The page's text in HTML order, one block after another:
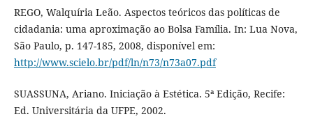
REGO, Walquíria Leão. Aspectos teóricos das políticas de
cidadania: uma aproximação ao Bolsa Família. In: Lua Nova,
São Paulo, p. 147-185, 2008, disponível em:
http://www.scielo.br/pdf/ln/n73/n73a07.pdf
SUASSUNA, Ariano. Iniciação à Estética. 5ª Edição, Recife:
Ed. Universitária da UFPE, 2002.